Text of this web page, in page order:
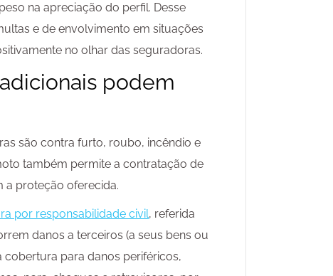
na apreciação do perfil. Desse
e de envolvimento em situações
no olhar das seguradoras.
podem
são contra furto, roubo, incêndio e
também permite a contratação de
a proteção oferecida.
por responsabilidade civil, referida
danos a terceiros (a seus bens ou
cobertura para danos periféricos,